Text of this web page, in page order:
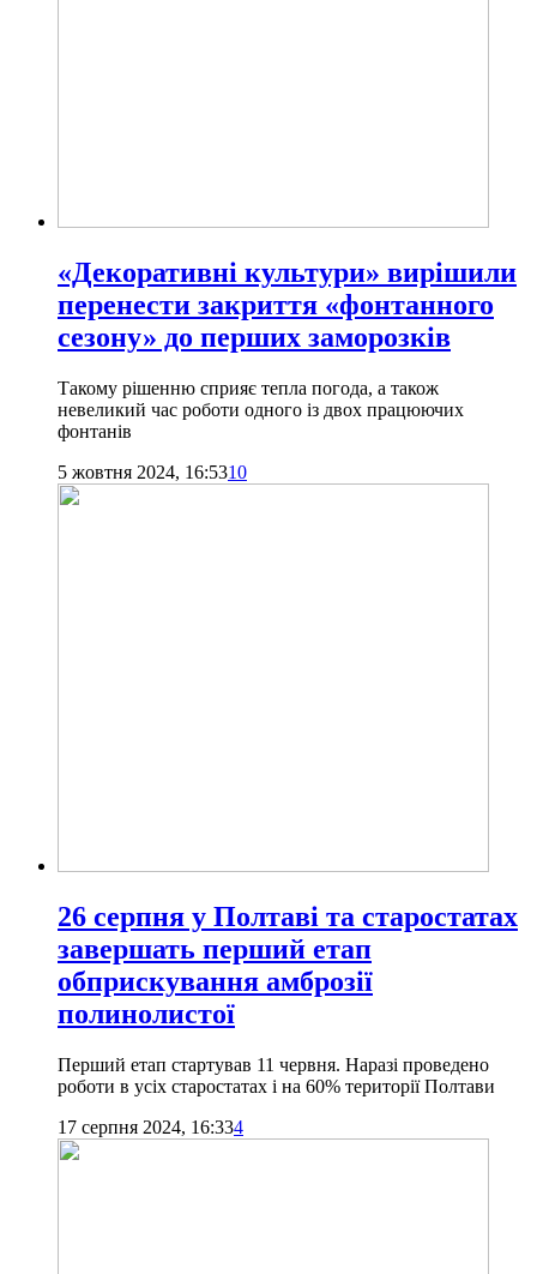
«Декоративні культури» вирішили
перенести закриття «фонтанного
сезону» до перших заморозків
Такому рішенню сприяє тепла погода, а також
невеликий час роботи одного із двох працюючих
фонтанів
5 жовтня 2024, 16:5310
26 серпня у Полтаві та старостатах
завершать перший етап
обприскування амброзії
полинолистої
Перший етап стартував 11 червня. Наразі проведено
роботи в усіх старостатах і на 60% території Полтави
17 серпня 2024, 16:334